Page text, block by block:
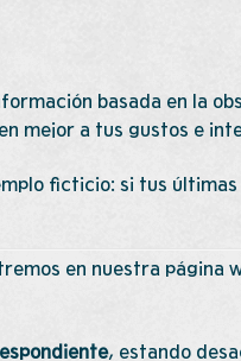
basada en la
mejor a tus gustos e
ficticio: si tus
en nuestra página
, estando